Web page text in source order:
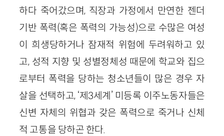
하다 죽어갔으며, 직장과 가정에서 만연한 젠더
기반 폭력(혹은 폭력의 가능성)으로 수많은 여성
이 희생당하거나 잠재적 위험에 두려워하고 있
고, 성적 지향 및 성별정체성 때문에 학교와 집으
로부터 폭력을 당하는 청소년들이 많은 경우 자
살을 선택하고, ‘제3세계’ 미등록 이주노동자들은
신변 자체의 위협과 갖은 폭력으로 죽거나 신체
적 고통을 당하곤 한다.